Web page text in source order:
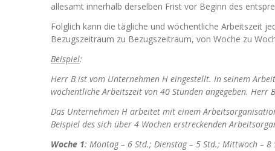
allesamt innerhalb derselben Frist vor Beginn des
Folglich kann die tägliche und wöchentliche Arbeitszeit
Bezugszeitraum zu Bezugszeitraum, von Woche zu
Beispiel:
Herr B ist vom Unternehmen H eingestellt. In seinem
wöchentliche Arbeitszeit von 40 Stunden angegeben. Herr
Das Unternehmen H arbeitet mit einem
Beispiel des sich über 4 Wochen erstreckenden
Woche 1: Montag – 6 Std.; Dienstag – 5 Std.; Mittwoch –